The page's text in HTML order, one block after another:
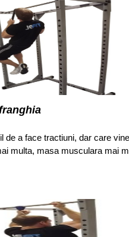
de a face tractiuni, dar care
multa, masa musculara mai